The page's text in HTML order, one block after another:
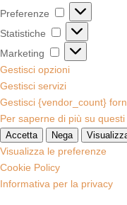
Preferenze
Preferenze
Statistiche Statistiche
Marketing
Marketing
Gestisci opzioni
Gestisci servizi
Gestisci {vendor_count}
Per saperne di più su
Accetta Nega
Visualizza le preferenze
Cookie Policy
Informativa per la privacy